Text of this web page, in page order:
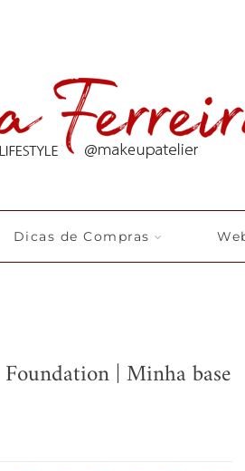
Dicas de Compras
| Minha base